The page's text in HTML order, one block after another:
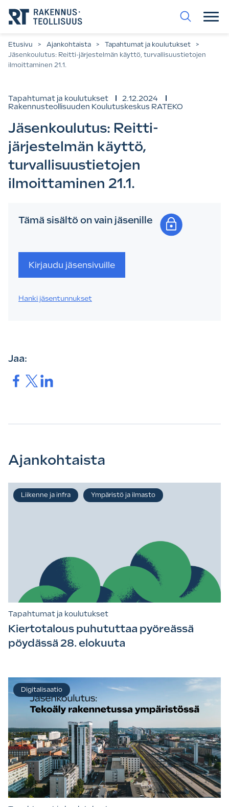
suoraan
sisältöön.
Etusivu > Ajankohtaista > Tapahtumat ja koulutukset
>
Jäsenkoulutus: Reitti-järjestelmän käyttö, turvallisuustietojen
ilmoittaminen 21.1.
Tapahtumat ja koulutukset
2.12.2024
Rakennusteollisuuden Koulutuskeskus RATEKO
Jäsenkoulutus: Reitti-
järjestelmän käyttö,
turvallisuustietojen
ilmoittaminen 21.1.
Tämä sisältö on vain jäsenille
Kirjaudu jäsensivuille
Hanki jäsentunnukset
Jaa:
Jaa. Jaa.Jaa.
Ajankohtaista
Tapahtumat ja koulutukset
Kiertotalous puhututtaa pyöreässä
pöydässä 28. elokuuta
Liikenne ja infra Ympäristö ja ilmasto
Digitalisaatio